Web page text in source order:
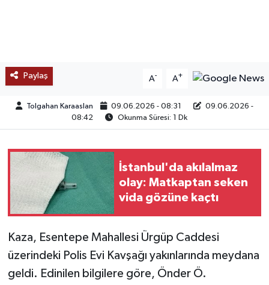
Paylaş A- A+
Tolgahan Karaaslan 09.06.2026 - 08:31
09.06.2026 -
08:42
Okunma Süresi: 1 Dk
İstanbul'da akılalmaz
olay: Matkaptan seken
vida gözüne kaçtı
Kaza, Esentepe Mahallesi Ürgüp Caddesi
üzerindeki Polis Evi Kavşağı yakınlarında meydana
geldi. Edinilen bilgilere göre, Önder Ö.
OTOMOTİV
TEKNOLOJİ
KÜLTÜR SANAT